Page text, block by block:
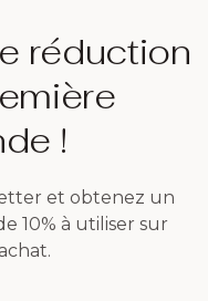
réduction
!
et obtenez un
10% à utiliser sur